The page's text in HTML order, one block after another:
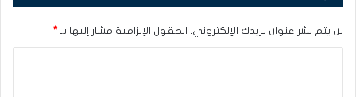
لن يتم نشر عنوان بريدك الإلكتروني. الحقول الإلزامية مشار إليها بـ *